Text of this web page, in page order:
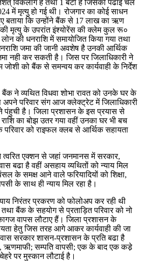
विकलांग है तथा 1 बेटी है जिसकी पढाई चल
में मृत्यु हो गई थी। रोजगार का कोई साधन
बताया कि उन्होंने बैंक से 17 लाख का ऋण
की मृत्यु के उपरांत इंश्योरेंस की क्लेम कुल रू०
की धनराशि में समायोजित किया गया तथा
जमा की जानी अवशेष है उनकी आर्थिक
नही कर सकती है। जिस पर जिलाधिकारी ने
जोशी को बैंक से समन्वय कर कार्यवाही के निर्देश
ने व्यथित विधवा शोभा रावत को उनके घर के
अपने परिवार संग आज क्लेक्ट्रेट में जिलाधिकारी
पंहुची है। जिला प्रशासन के इस प्रयास से
का बोझ उतर गया वहीं उनका घर भी बच
परिवार को राइफल क्लब से आर्थिक सहायता
त्वरित एक्शन से जहां जनमानस में सरकार,
बढा है वहीं असहाय व्यथितों को न्याय मिल
के समक्ष आने वाले फरियादियों को शिक्षा,
के साथ ही न्याय मिल रहा है।
निरंतर प्रकरण को फोलोअप कर रही थी
बैंक के सहयोग से प्रताड़ित परिवार को नो
वापस लौटाए हैं। जिला प्रशासन के
हेतु जिस तरह आगे आकर कार्यवाही की जा
सरकार शासन-प्रशासन के प्रति बढा है
ऋणमाफी; सम्पति वापसी; एक के बाद एक कडे़
पर मुस्कान लौटाई है।